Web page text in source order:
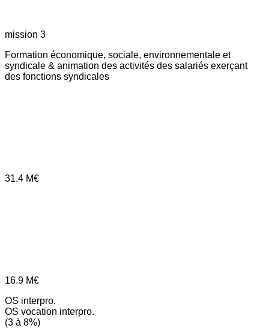
mission 3
Formation économique, sociale, environnementale et
syndicale & animation des activités des salariés exerçant
des fonctions syndicales
31.4 M€
16.9 M€
OS interpro.
OS vocation interpro.
(3 à 8%)